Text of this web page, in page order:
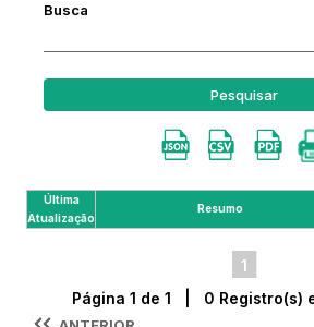
Busca
Pesquisar
Última
Atualização
Resumo
1
Página 1 de 1 | 0 Registro(s)